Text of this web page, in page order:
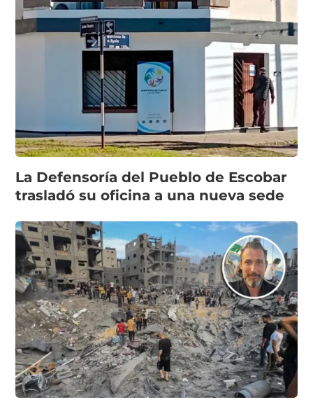
La Defensoría del Pueblo de Escobar
trasladó su oficina a una nueva sede